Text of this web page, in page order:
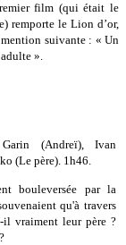
film (qui était le
remporte le Lion d’or,
suivante : « Un
».
(Andreï), Ivan
(Le père). 1h46.
bouleversée par la
qu'à travers
vraiment leur père ?